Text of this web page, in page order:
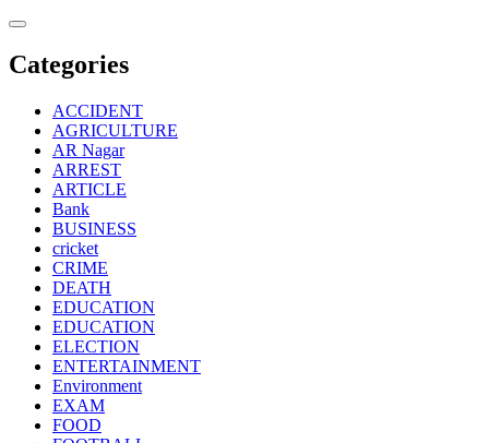
Skip
content
Categories
ACCIDENT
AGRICULTURE
AR Nagar
ARREST
ARTICLE
Bank
BUSINESS
cricket
CRIME
DEATH
EDUCATION
EDUCATION
ELECTION
ENTERTAINMENT
Environment
EXAM
FOOD